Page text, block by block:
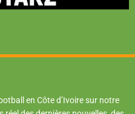
en Côte d’Ivoire sur notre